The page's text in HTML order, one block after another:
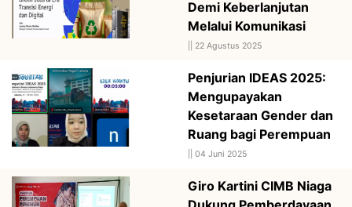
Demi Keberlanjutan
Melalui Komunikasi
22 Agustus 2025
Penjurian IDEAS 2025:
Mengupayakan
Kesetaraan Gender dan
Ruang bagi Perempuan
04 Juni 2025
Giro Kartini CIMB Niaga